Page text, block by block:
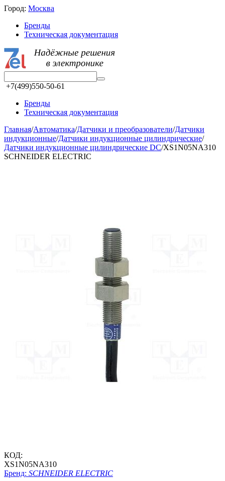
Город: Москва
Бренды
Техническая документация
+7(499)550-50-61
Бренды
Техническая документация
Главная/Автоматика/Датчики и преобразователи/Датчики
индукционные/Датчики индукционные цилиндрические/
Датчики индукционные цилиндрические DC/XS1N05NA310
SCHNEIDER ELECTRIC
КОД:
XS1N05NA310
Бренд: SCHNEIDER ELECTRIC